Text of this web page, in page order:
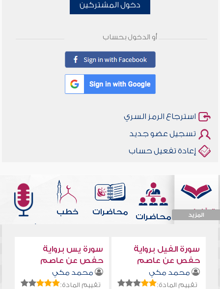
دخول المشتركين
أو الدخول بحساب
استرجاع الرمز السري
تسجيل عضو جديد
إعادة تفعيل حساب
قرآن كريم
المزيد
محاضرات
محاضرات
خطب
سورة الفيل برواية
حفص عن عاصم
محمد مكي
تقييم المادة:
سورة يس برواية
حفص عن عاصم
محمد مكي
تقييم المادة: